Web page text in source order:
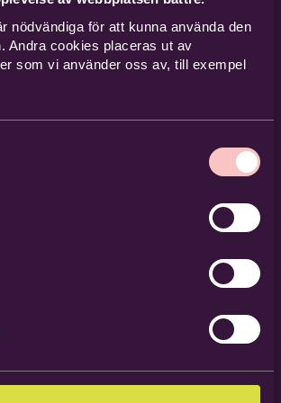
nödvändiga för att kunna använda den
Andra cookies placeras ut av
som vi använder oss av, till exempel